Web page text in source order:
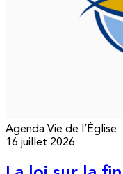
Agenda Vie de l’Église
16 juillet 2026